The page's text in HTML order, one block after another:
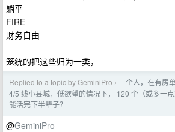
躺平
FIRE
财务自由
笼统的把这些归为一类，
Replied to a topic by GeminiPro › 一个人，在有房
4/5 线小县城，低欲望的情况下， 120 个（或多一
能活完下半辈子？
@GeminiPro